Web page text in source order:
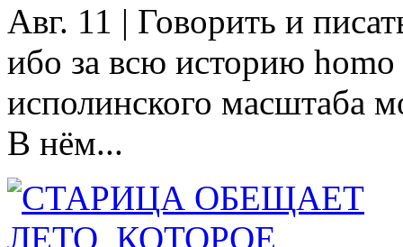
Авг. 11 | Говорить и
ибо за всю историю homo
исполинского масштаба
В нём...